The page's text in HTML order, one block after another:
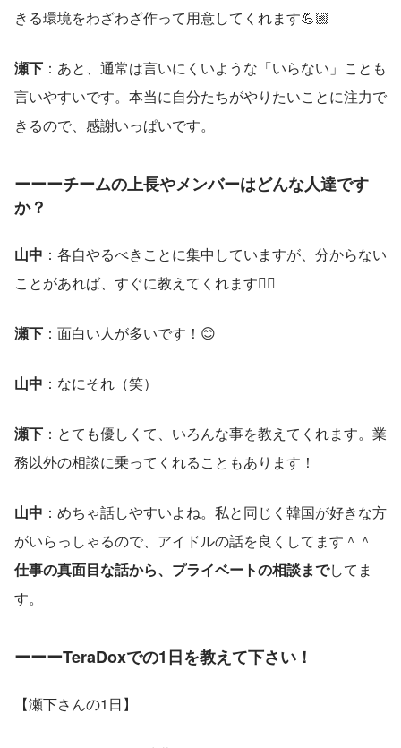
きる環境をわざわざ作って用意してくれます💪🏼
瀬下 ：あと、通常は言いにくいような「いらない」ことも
言いやすいです。本当に自分たちがやりたいことに注力で
きるので、感謝いっぱいです。
ーーーチームの上長やメンバーはどんな人達です
か？
山中 ：各自やるべきことに集中していますが、分からない
ことがあれば、すぐに教えてくれます🙂‍↕️
瀬下 ：面白い人が多いです！😊
山中 ：なにそれ（笑）
瀬下 ：とても優しくて、いろんな事を教えてくれます。業
務以外の相談に乗ってくれることもあります！
山中 ：めちゃ話しやすいよね。私と同じく韓国が好きな方
がいらっしゃるので、アイドルの話を良くしてます＾＾
仕事の真面目な話から、プライベートの相談までしてま
す。
ーーーTeraDoxでの1日を教えて下さい！
【瀬下さんの1日】